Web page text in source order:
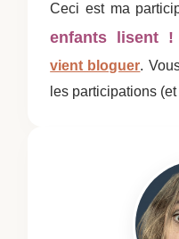
Ceci est ma
enfants lisent !
vient bloguer.
les participations